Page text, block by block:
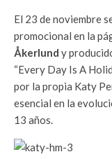
El 23 de noviembre
promocional en la
Åkerlund y
“Every Day Is A
por la propia Katy
esencial en la
13 años.